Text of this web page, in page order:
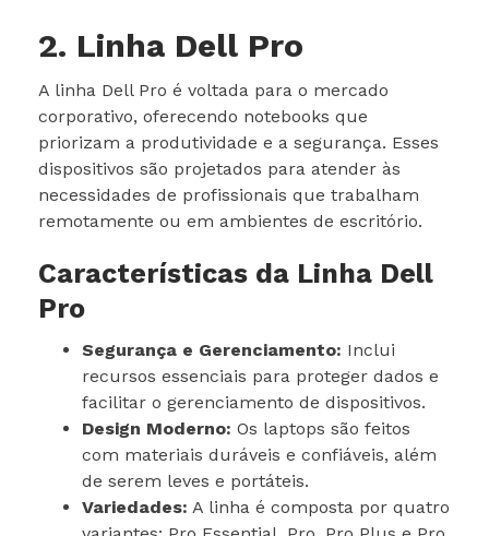
2. Linha Dell Pro
A linha Dell Pro é voltada para o mercado
corporativo, oferecendo notebooks que
priorizam a produtividade e a segurança. Esses
dispositivos são projetados para atender às
necessidades de profissionais que trabalham
remotamente ou em ambientes de escritório.
Características da Linha Dell
Pro
Segurança e Gerenciamento: Inclui
recursos essenciais para proteger dados e
facilitar o gerenciamento de dispositivos.
Design Moderno: Os laptops são feitos
com materiais duráveis e confiáveis, além
de serem leves e portáteis.
Variedades: A linha é composta por quatro